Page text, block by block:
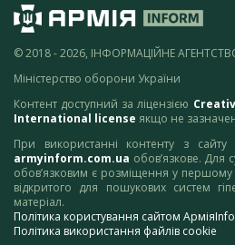
© 2018 - 2026, ІНФОРМАЦІЙНЕ
Міністерство оборони України
Контент доступний за ліцензією
International license якщо не
При використанні контенту з
armyinform.com.ua обов’язкове. Для
обов’язковим є розміщення у першому
відкритого для пошукових систем
матеріал.
Політика користування сайтом
Політика використання файлів cookie